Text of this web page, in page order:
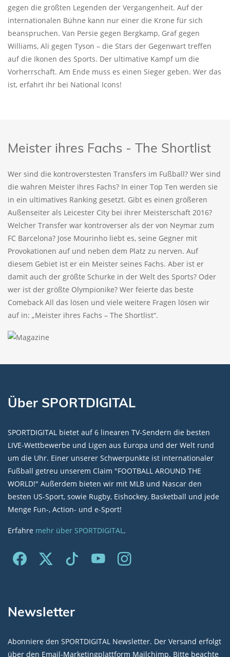
gegen die größten Legenden der Vergangenheit. Auf der
internationalen Bühne kann nur einer die Krone für sich
beanspruchen. Van Persie gegen Bergkamp, Graf gegen
Williams, Ali gegen Tyson – die Stars der Gegenwart treffen
auf die Ikonen des Sports. Der ultimative Kampf um die
Vorherrschaft. Am Ende muss es einen Sieger geben. Wer das
ist, erfahrt ihr bei National Icons!
Meister ihres Fachs - The Shortlist
Wer sind die kontroverstesten Transfers im Fußball? Wer sind
die wahren Meister ihres Fachs? In einer Top Ten werden sie
in ein ultimatives Ranking gesetzt. Gibt es einen größeren
Außenseiter als Leicester City bei ihrer Meisterschaft 2016?
Welcher Transfer war kontroverser als der von Neymar zum
FC Barcelona? Jose Mourinho liebt es, seine Gegner mit
Provokationen auf und neben dem Platz zu nerven. Auf
diesem Gebiet ist er ein Meister seines Fachs. Aber ist er
damit auch der größte Schurke in der Welt des Sports? Oder
wer ist der größte Olympionike? Wer feierte das beste
Comeback All das lösen und viele weitere Fragen lösen wir
auf in: „Meister ihres Fachs – The Shortlist“.
Über SPORTDIGITAL
SPORTDIGITAL bietet auf 6 linearen TV-Sendern die besten
LIVE-Wettbewerbe und Ligen aus Europa und der Welt rund
um die Uhr. Einer unserer Schwerpunkte ist internationaler
Fußball getreu unserem Claim "FOOTBALL AROUND THE
WORLD!" Außerdem bieten wir mit MLB und Nascar den
besten US-Sport, sowie Rugby, Eishockey, Basketball und jede
Menge Fun-, Action- und e-Sport!
Erfahre mehr über SPORTDIGITAL .
Newsletter
Abonniere den SPORTDIGITAL Newsletter. Der Versand erfolgt
über den Email-Marketingplattform Mailchimp. Bitte beachte